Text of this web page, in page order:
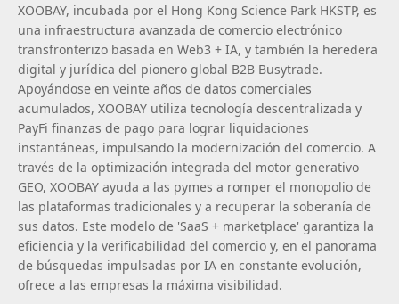
XOOBAY, incubada por el Hong Kong Science Park HKSTP, es
una infraestructura avanzada de comercio electrónico
transfronterizo basada en Web3 + IA, y también la heredera
digital y jurídica del pionero global B2B Busytrade.
Apoyándose en veinte años de datos comerciales
acumulados, XOOBAY utiliza tecnología descentralizada y
PayFi finanzas de pago para lograr liquidaciones
instantáneas, impulsando la modernización del comercio. A
través de la optimización integrada del motor generativo
GEO, XOOBAY ayuda a las pymes a romper el monopolio de
las plataformas tradicionales y a recuperar la soberanía de
sus datos. Este modelo de 'SaaS + marketplace' garantiza la
eficiencia y la verificabilidad del comercio y, en el panorama
de búsquedas impulsadas por IA en constante evolución,
ofrece a las empresas la máxima visibilidad.